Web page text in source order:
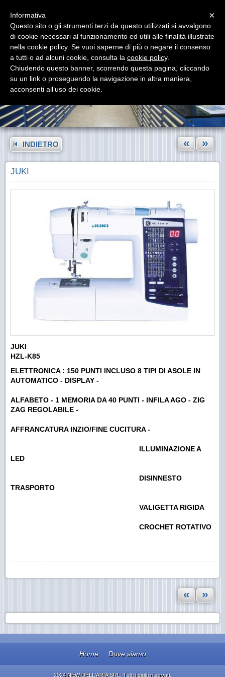
INDIETRO « »
JUKI
JUKI
HZL-K85
ELETTRONICA : 150 PUNTI INCLUSO 8 TIPI DI ASOLE IN
AUTOMATICO - DISPLAY -
ALFABETO - 1 MEMORIA DA 40 PUNTI - INFILA AGO - ZIG
ZAG REGOLABILE -
AFFRANCATURA INZIO/FINE CUCITURA -
ILLUMINAZIONE A
LED
DISINNESTO
TRASPORTO
VALIGETTA RIGIDA
CROCHET ROTATIVO
« »
Home Dove siamo
2024 NEW DELL'ARIA SRL. Tutti i diritti riservati.
×
Informativa
Questo sito o gli strumenti terzi da questo utilizzati si avvalgono
di cookie necessari al funzionamento ed utili alle finalità illustrate
nella cookie policy. Se vuoi saperne di più o negare il consenso
a tutti o ad alcuni cookie, consulta la cookie policy.
Chiudendo questo banner, scorrendo questa pagina, cliccando
su un link o proseguendo la navigazione in altra maniera,
acconsenti all’uso dei cookie.